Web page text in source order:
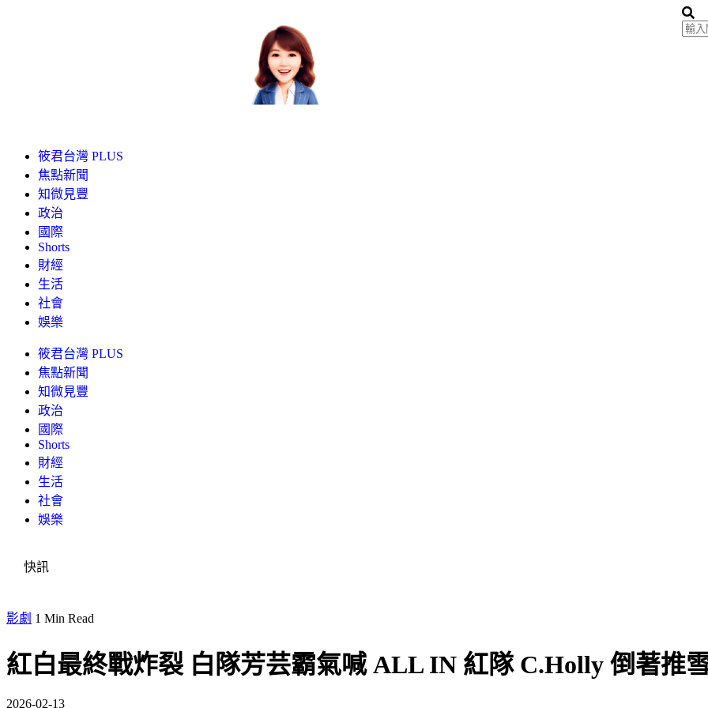
筱君台灣 PLUS
焦點新聞
知微見豐
政治
國際
Shorts
財經
生活
社會
娛樂
筱君台灣 PLUS
焦點新聞
知微見豐
政治
國際
Shorts
財經
生活
社會
娛樂
快訊
影劇 1 Min Read
紅白最終戰炸裂 白隊芳芸霸氣喊 ALL IN 紅隊 C.Holly 倒著推
2026-02-13